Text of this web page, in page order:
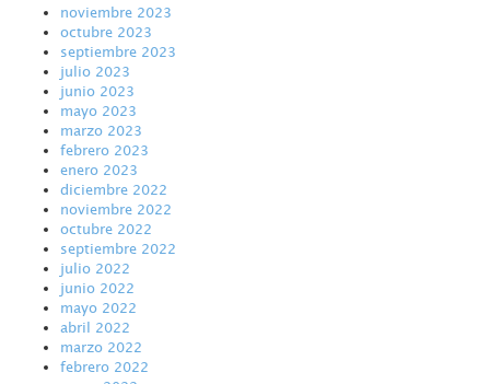
noviembre 2023
octubre 2023
septiembre 2023
julio 2023
junio 2023
mayo 2023
marzo 2023
febrero 2023
enero 2023
diciembre 2022
noviembre 2022
octubre 2022
septiembre 2022
julio 2022
junio 2022
mayo 2022
abril 2022
marzo 2022
febrero 2022